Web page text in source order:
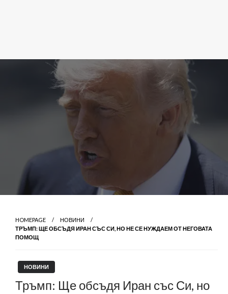
HOMEPAGE
НОВИНИ
ТРЪМП: ЩЕ ОБСЪДЯ ИРАН СЪС СИ, НО НЕ СЕ НУЖДАЕМ ОТ НЕГОВАТА
ПОМОЩ
НОВИНИ
Тръмп: Ще обсъдя Иран със Си, но